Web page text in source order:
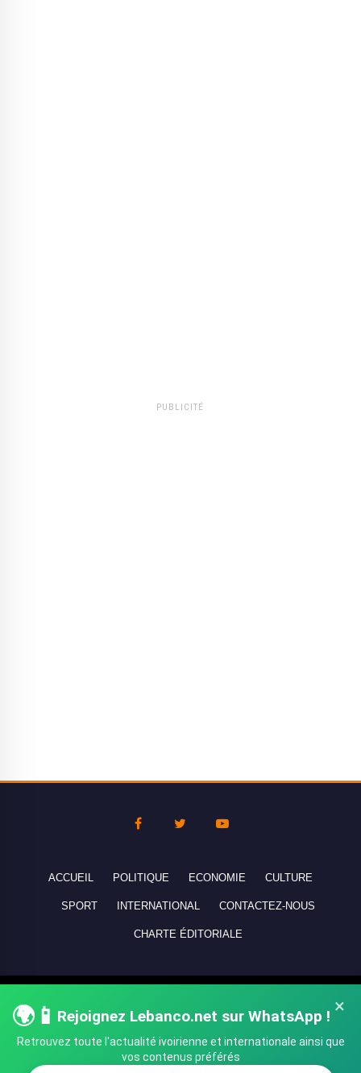
PUBLICITÉ
×
🌍📱 Rejoignez Lebanco.net sur WhatsApp !
Retrouvez toute l'actualité ivoirienne et internationale ainsi que
vos contenus préférés
ACCUEIL POLITIQUE ECONOMIE CULTURE
SPORT INTERNATIONAL CONTACTEZ-NOUS
CHARTE ÉDITORIALE
réservés - All rights reserved.